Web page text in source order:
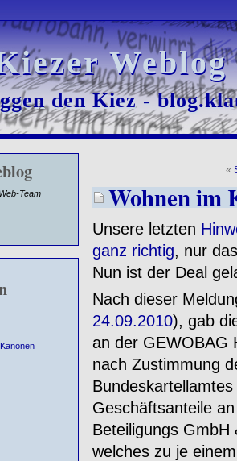
den Kiez -
den Kiez -
Team
«
Wohnen im
Unsere letzten
ganz richtig, nur
Nun ist der Deal
Nach dieser
24.09.2010), gab
an der GEWOBAG
nach Zustimmung
Geschäftsanteile
Beteiligungs
welches zu je